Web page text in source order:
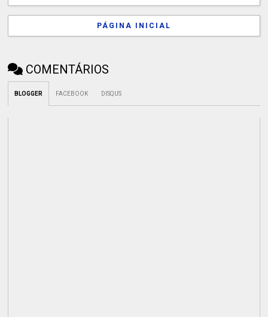
PÁGINA INICIAL
COMENTÁRIOS
BLOGGER FACEBOOK DISQUS